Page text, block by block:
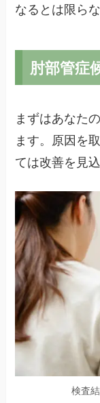
なるとは限らな
肘部管症
まずはあなた
ます。原因を
ては改善を見
検査